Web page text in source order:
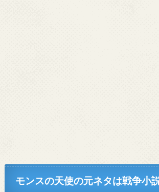
モンスの天使の元ネタは戦争小